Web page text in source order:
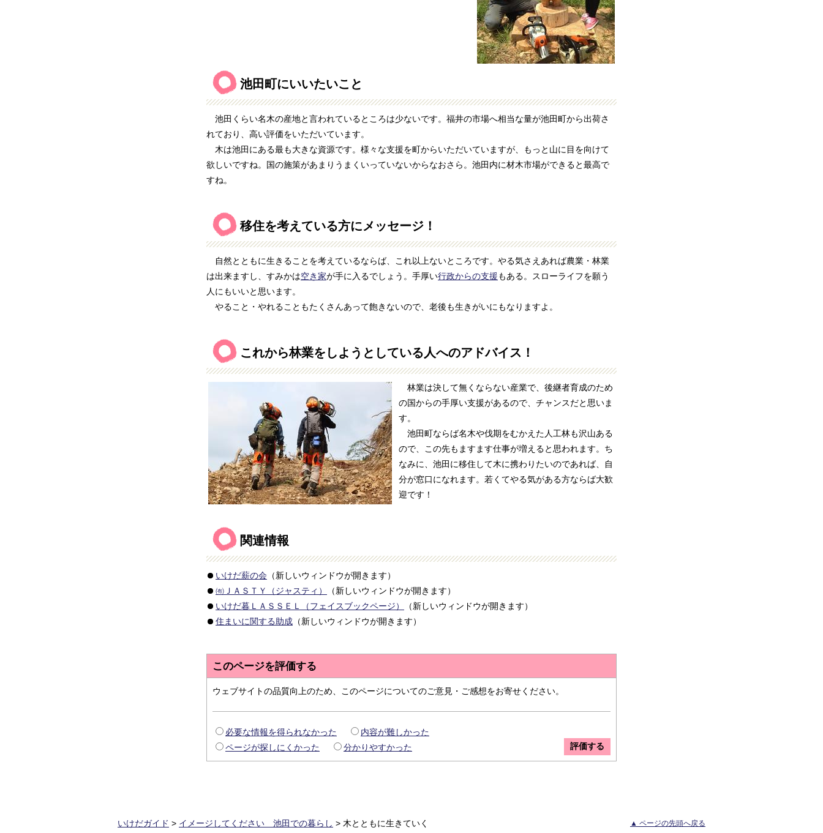
池田町にいいたいこと
池田くらい名木の産地と言われているところは少ないです。福井の市場へ相当な量が池田町から出荷さ
れており、高い評価をいただいています。
木は池田にある最も大きな資源です。様々な支援を町からいただいていますが、もっと山に目を向けて
欲しいですね。国の施策があまりうまくいっていないからなおさら。池田内に材木市場ができると最高で
すね。
移住を考えている方にメッセージ！
自然とともに生きることを考えているならば、これ以上ないところです。やる気さえあれば農業・林業
は出来ますし、すみかは空き家が手に入るでしょう。手厚い行政からの支援もある。スローライフを願う
人にもいいと思います。
やること・やれることもたくさんあって飽きないので、老後も生きがいにもなりますよ。
これから林業をしようとしている人へのアドバイス！
林業は決して無くならない産業で、後継者育成のため
の国からの手厚い支援があるので、チャンスだと思いま
す。
池田町ならば名木や伐期をむかえた人工林も沢山ある
ので、この先もますます仕事が増えると思われます。ち
なみに、池田に移住して木に携わりたいのであれば、自
分が窓口になれます。若くてやる気がある方ならば大歓
迎です！
関連情報
いけだ薪の会 （新しいウィンドウが開きます）
㈲ＪＡＳＴＹ（ジャスティ）
（新しいウィンドウが開きます）
いけだ暮ＬＡＳＳＥＬ（フェイスブックページ）
（新しいウィンドウが開きます）
住まいに関する助成 （新しいウィンドウが開きます）
このページを評価する
ウェブサイトの品質向上のため、このページについてのご意見・ご感想をお寄せください。
必要な情報を得られなかった
内容が難しかった
ページが探しにくかった
分かりやすかった
いけだガイド > イメージしてください 池田での暮らし > 木とともに生きていく ▲ ページの先頭へ戻る